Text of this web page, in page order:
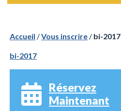
Accueil /Vous inscrire / bi-2017
bi-2017
Réservez
Maintenant